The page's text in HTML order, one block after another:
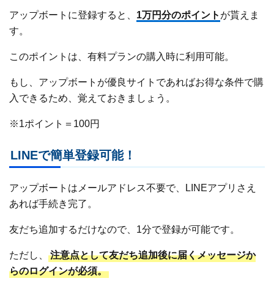
アップボートに登録すると、 1万円分のポイント が貰えま
す。
このポイントは、有料プランの購入時に利用可能。
もし、アップボートが優良サイトであればお得な条件で購
入できるため、覚えておきましょう。
※1ポイント＝100円
LINEで簡単登録可能！
アップボートはメールアドレス不要で、LINEアプリさえ
あれば手続き完了。
友だち追加するだけなので、1分で登録が可能です。
ただし、注意点として友だち追加後に届くメッセージか
らのログインが必須。